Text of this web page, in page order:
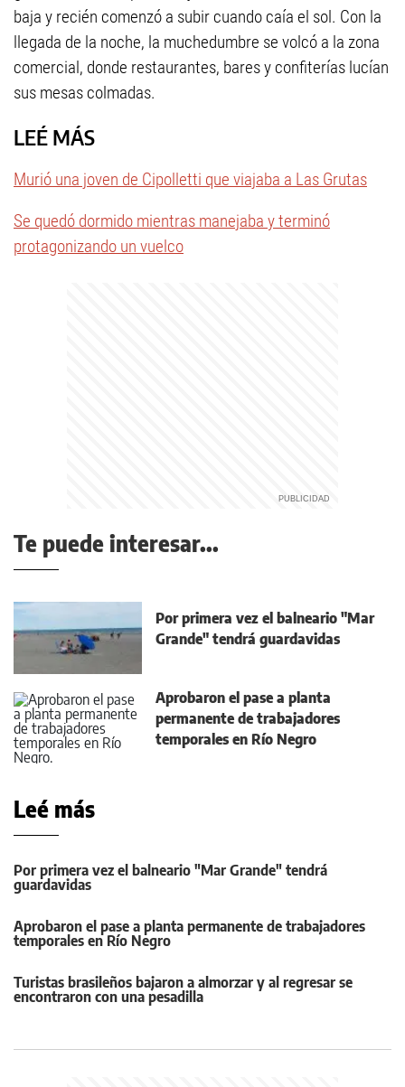
baja y recién comenzó a subir cuando caía el sol. Con la
llegada de la noche, la muchedumbre se volcó a la zona
comercial, donde restaurantes, bares y confiterías lucían
sus mesas colmadas.
LEÉ MÁS
Murió una joven de Cipolletti que viajaba a Las Grutas
Se quedó dormido mientras manejaba y terminó
protagonizando un vuelco
Te puede interesar...
Por primera vez el balneario "Mar
Grande" tendrá guardavidas
Aprobaron el pase a planta
permanente de trabajadores
temporales en Río Negro
Leé más
Por primera vez el balneario "Mar Grande" tendrá
guardavidas
Aprobaron el pase a planta permanente de trabajadores
temporales en Río Negro
Turistas brasileños bajaron a almorzar y al regresar se
encontraron con una pesadilla